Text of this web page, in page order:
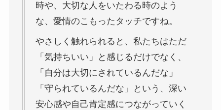
時や、大切な人をいたわる時のよう
な、愛情のこもったタッチですね。
やさしく触れられると、私たちはただ
「気持ちいい」と感じるだけでなく、
「自分は大切にされているんだな」
「守られているんだな」という、深い
安心感や自己肯定感につながっていく